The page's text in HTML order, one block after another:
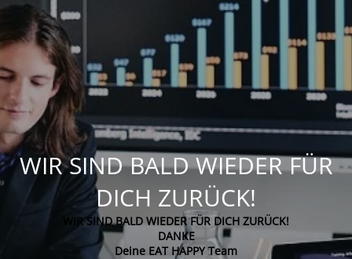
WIR SIND BALD WIEDER FÜR
DICH ZURÜCK!
WIR SIND BALD WIEDER FÜR DICH ZURÜCK!
DANKE
Deine EAT HAPPY Team